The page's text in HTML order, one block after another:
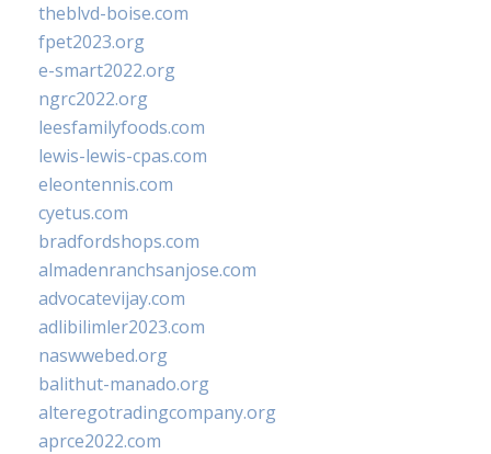
theblvd-boise.com
fpet2023.org
e-smart2022.org
ngrc2022.org
leesfamilyfoods.com
lewis-lewis-cpas.com
eleontennis.com
cyetus.com
bradfordshops.com
almadenranchsanjose.com
advocatevijay.com
adlibilimler2023.com
naswwebed.org
balithut-manado.org
alteregotradingcompany.org
aprce2022.com